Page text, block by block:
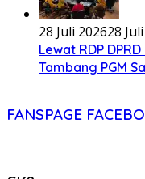
28 Juli 202628
Lewat RDP
Tambang PGM
FANSPAGE